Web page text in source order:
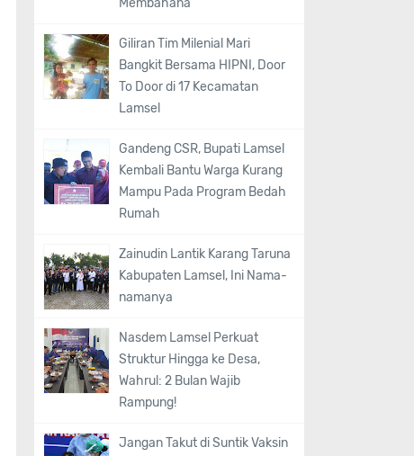
Membahana
Giliran Tim Milenial Mari
Bangkit Bersama HIPNI, Door
To Door di 17 Kecamatan
Lamsel
Gandeng CSR, Bupati Lamsel
Kembali Bantu Warga Kurang
Mampu Pada Program Bedah
Rumah
Zainudin Lantik Karang Taruna
Kabupaten Lamsel, Ini Nama-
namanya
Nasdem Lamsel Perkuat
Struktur Hingga ke Desa,
Wahrul: 2 Bulan Wajib
Rampung!
Jangan Takut di Suntik Vaksin